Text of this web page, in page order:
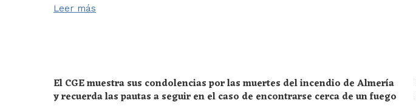
Leer más
El CGE muestra sus condolencias por las muertes del incendio de Almería
y recuerda las pautas a seguir en el caso de encontrarse cerca de un fuego